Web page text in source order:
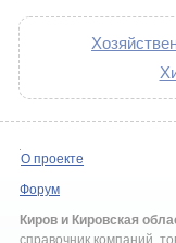
О проекте
Форум
Киров и Кировская
справочник компаний,